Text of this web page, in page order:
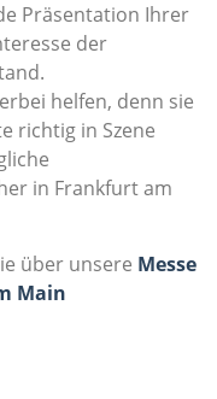
Präsentation Ihrer
der
helfen, denn sie
richtig in Szene
in Frankfurt am
über unsere Messe
Main